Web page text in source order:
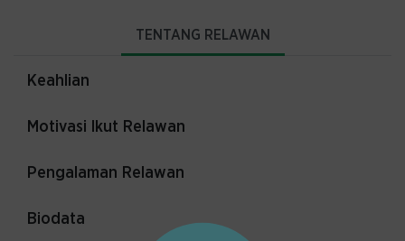
TENTANG RELAWAN
Keahlian
Motivasi Ikut Relawan
Pengalaman Relawan
Biodata